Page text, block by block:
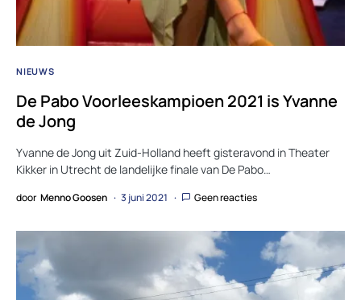
NIEUWS
De Pabo Voorleeskampioen 2021 is Yvanne
de Jong
Yvanne de Jong uit Zuid-Holland heeft gisteravond in Theater
Kikker in Utrecht de landelijke finale van De Pabo…
door Menno Goosen 3 juni 2021 Geen reacties